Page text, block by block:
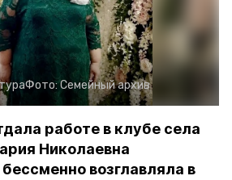
Фото:Семейный архив
работе в клубе села
Николаевна
возглавляла в